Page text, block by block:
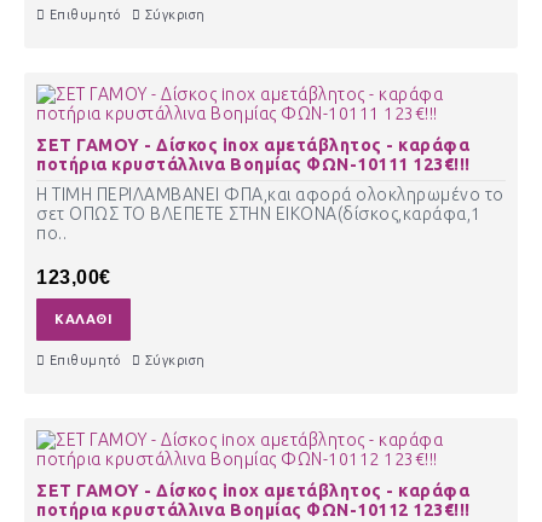
Επιθυμητό Σύγκριση
ΣΕΤ ΓΑΜΟΥ - Δίσκος inox αμετάβλητος - καράφα
ποτήρια κρυστάλλινα Βοημίας ΦΩΝ-10111 123€!!!
Η ΤΙΜΗ ΠΕΡΙΛΑΜΒΑΝΕΙ ΦΠΑ,και αφορά ολοκληρωμένο το
σετ ΟΠΩΣ ΤΟ ΒΛΕΠΕΤΕ ΣΤΗΝ ΕΙΚΟΝΑ(δίσκος,καράφα,1
πο..
123,00€
ΚΑΛΆΘΙ
Επιθυμητό Σύγκριση
ΣΕΤ ΓΑΜΟΥ - Δίσκος inox αμετάβλητος - καράφα
ποτήρια κρυστάλλινα Βοημίας ΦΩΝ-10112 123€!!!